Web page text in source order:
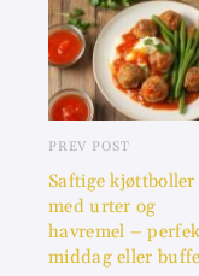
PREV POST
Saftige kjøttboller
med urter og
havremel –
middag eller